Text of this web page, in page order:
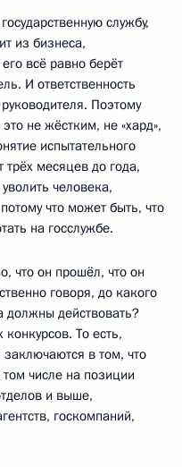
службу,
из бизнеса,
всё равно берёт
И ответственность
Поэтому
не жёстким, не «хард»,
испытательного
трёх месяцев до года,
человека,
что может быть, что
на госслужбе.
что он прошёл, что он
говоря, до какого
должны действовать?
То есть,
в том, что
числе на позиции
и выше,
госкомпаний,